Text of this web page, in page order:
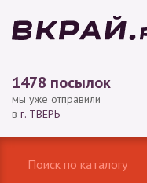
1478 посылок
мы уже отправили
в г. ТВЕРЬ